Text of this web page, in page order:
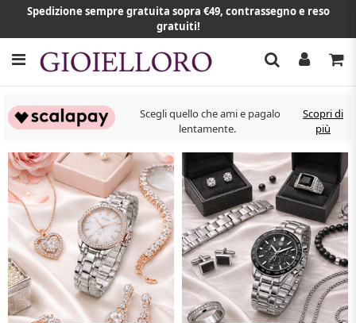
Spedizione sempre gratuita sopra €49, contrassegno e reso
gratuiti!
Scegli quello che ami e pagalo
lentamente.
Scopri di
più